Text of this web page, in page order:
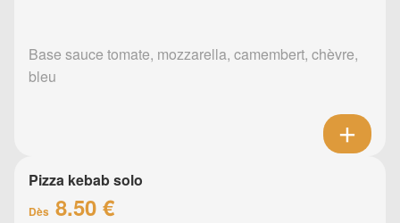
Base sauce tomate, mozzarella, camembert, chèvre,
bleu
Pizza kebab solo
Dès 8.50 €